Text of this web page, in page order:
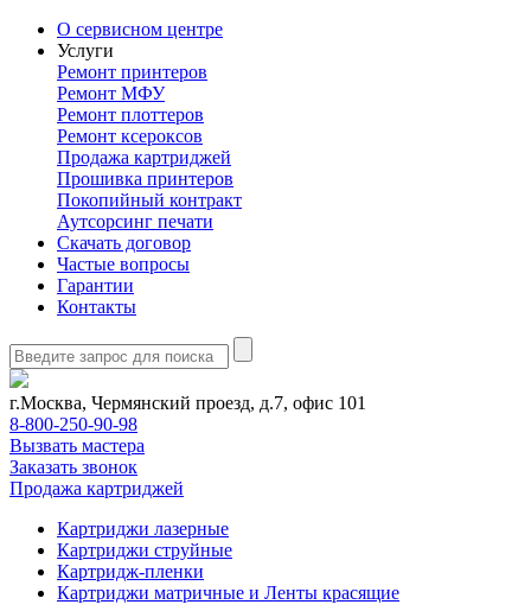
О сервисном центре
Услуги
Ремонт принтеров
Ремонт МФУ
Ремонт плоттеров
Ремонт ксероксов
Продажа картриджей
Прошивка принтеров
Покопийный контракт
Аутсорсинг печати
Скачать договор
Частые вопросы
Гарантии
Контакты
г.Москва, Чермянский проезд, д.7, офис 101
8-800-250-90-98
Вызвать мастера
Заказать звонок
Продажа картриджей
Картриджи лазерные
Картриджи струйные
Картридж-пленки
Картриджи матричные и Ленты красящие